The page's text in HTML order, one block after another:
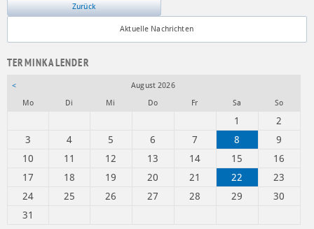
Zurück
Aktuelle Nachrichten
TERMINKALENDER
<
August 2026
Montag Di Mi Donnerstag Freitag Sa Sonntag
1
2
3
4 5 6 7 8
9
10
11 12 13 14 15
16
17
18 19 20 21 22
23
24
25 26 27 28 29
30
31